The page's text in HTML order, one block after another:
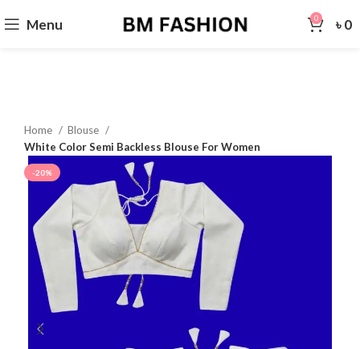
Menu 0 ৳0
Home
Blouse
White Color Semi Backless Blouse For Women
-20%